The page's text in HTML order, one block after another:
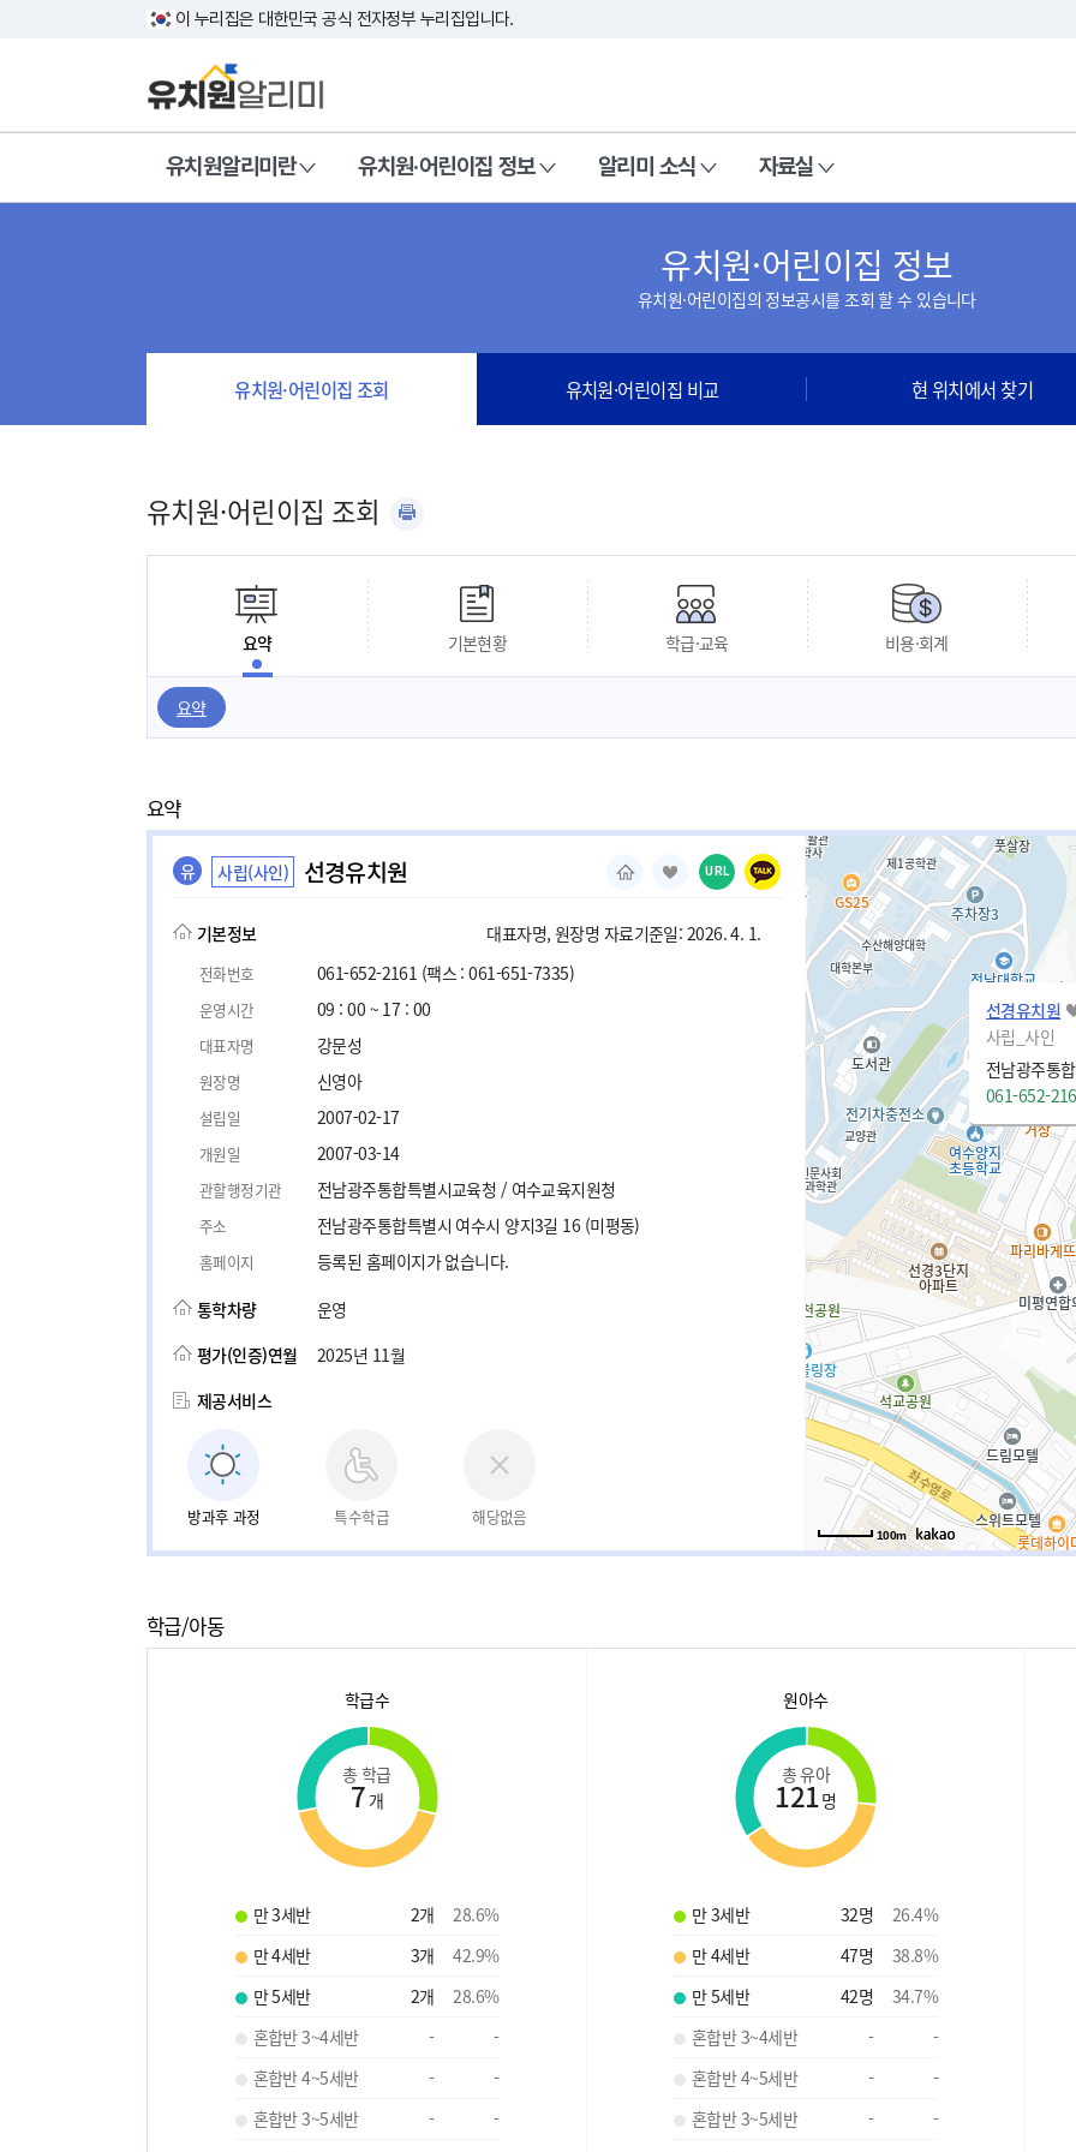
이 누리집은 대한민국 공식 전자정부 누리집입니다.
유치원알리미란 유치원·어린이집 정보 알리미 소식 자료실
유치원·어린이집 정보
유치원·어린이집의 정보공시를 조회 할 수 있습니다
유치원·어린이집 조회 유치원·어린이집 비교 현 위치에서 찾기
유치원·어린이집 조회
요약 기본현황 학급·교육 비용·회계
요약
요약
유 사립(사인) 선경유치원 URL
기본정보 대표자명, 원장명 자료기준일: 2026. 4. 1.
전화번호 061-652-2161 (팩스 : 061-651-7335)
운영시간 09 : 00 ~ 17 : 00
대표자명 강문성
원장명 신영아
설립일 2007-02-17
개원일 2007-03-14
관할행정기관 전남광주통합특별시교육청 / 여수교육지원청
주소 전남광주통합특별시 여수시 양지3길 16 (미평동)
홈페이지
등록된 홈페이지가 없습니다.
통학차량
운영
평가(인증)연월
2025년 11월
제공서비스
방과후 과정 특수학급 해당없음
선경유치원
사립_사인
061-652-
100m
학급/아동
학급수
총 학급
7 개
만 3세반 2개 28.6%
만 4세반
3개 42.9%
만 5세반
2개 28.6%
혼합반 3~4세반
-
-
혼합반 4~5세반
-
-
혼합반 3~5세반
-
-
원아수
총 유아
121명
만 3세반 32명 26.4%
만 4세반
47명 38.8%
만 5세반
42명 34.7%
혼합반 3~4세반
-
-
혼합반 4~5세반
-
-
혼합반 3~5세반
-
-